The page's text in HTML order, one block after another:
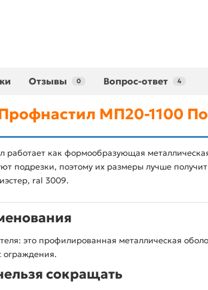
Отзывы 0 Вопрос-ответ 4
МП20-1100
как формообразующая
подрезки, поэтому их размеры лучше
ral 3009.
это профилированная металлическая
ограждения.
сокращать